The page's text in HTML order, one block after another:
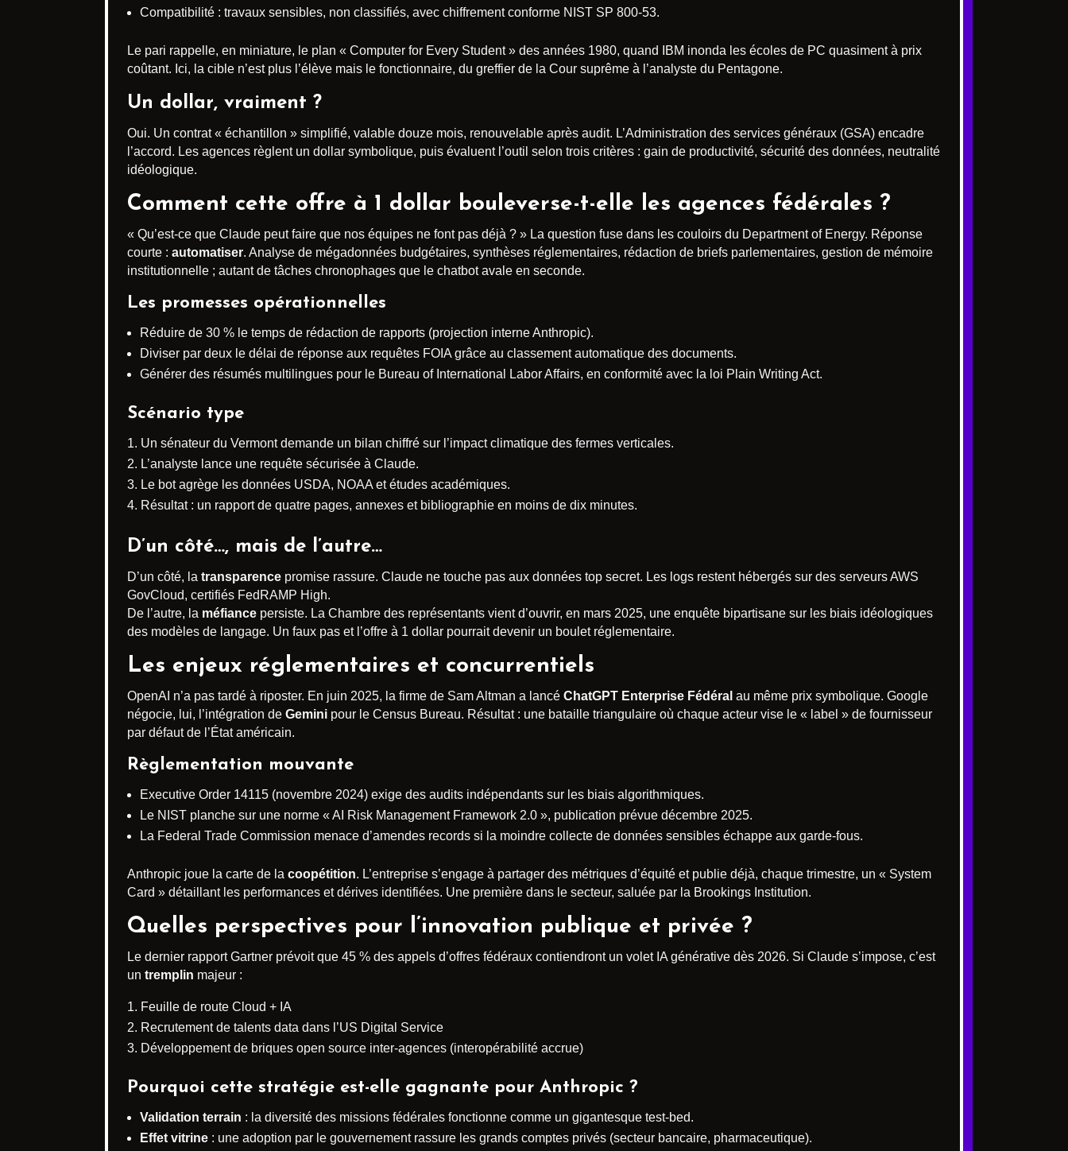
Compatibilité : travaux sensibles, non classifiés, avec chiffrement conforme NIST SP 800-53.
Le pari rappelle, en miniature, le plan « Computer for Every Student » des années 1980, quand IBM inonda les écoles de PC quasiment à prix
coûtant. Ici, la cible n’est plus l’élève mais le fonctionnaire, du greffier de la Cour suprême à l’analyste du Pentagone.
Un dollar, vraiment ?
Oui. Un contrat « échantillon » simplifié, valable douze mois, renouvelable après audit. L’Administration des services généraux (GSA) encadre
l’accord. Les agences règlent un dollar symbolique, puis évaluent l’outil selon trois critères : gain de productivité, sécurité des données, neutralité
idéologique.
Comment cette offre à 1 dollar bouleverse-t-elle les agences fédérales ?
« Qu’est-ce que Claude peut faire que nos équipes ne font pas déjà ? » La question fuse dans les couloirs du Department of Energy. Réponse
courte : automatiser. Analyse de mégadonnées budgétaires, synthèses réglementaires, rédaction de briefs parlementaires, gestion de mémoire
institutionnelle ; autant de tâches chronophages que le chatbot avale en seconde.
Les promesses opérationnelles
Réduire de 30 % le temps de rédaction de rapports (projection interne Anthropic).
Diviser par deux le délai de réponse aux requêtes FOIA grâce au classement automatique des documents.
Générer des résumés multilingues pour le Bureau of International Labor Affairs, en conformité avec la loi Plain Writing Act.
Scénario type
Un sénateur du Vermont demande un bilan chiffré sur l’impact climatique des fermes verticales.
L’analyste lance une requête sécurisée à Claude.
Le bot agrège les données USDA, NOAA et études académiques.
Résultat : un rapport de quatre pages, annexes et bibliographie en moins de dix minutes.
D’un côté…, mais de l’autre…
D’un côté, la transparence promise rassure. Claude ne touche pas aux données top secret. Les logs restent hébergés sur des serveurs AWS
GovCloud, certifiés FedRAMP High.
De l’autre, la méfiance persiste. La Chambre des représentants vient d’ouvrir, en mars 2025, une enquête bipartisane sur les biais idéologiques
des modèles de langage. Un faux pas et l’offre à 1 dollar pourrait devenir un boulet réglementaire.
Les enjeux réglementaires et concurrentiels
OpenAI n’a pas tardé à riposter. En juin 2025, la firme de Sam Altman a lancé ChatGPT Enterprise Fédéral au même prix symbolique. Google
négocie, lui, l’intégration de Gemini pour le Census Bureau. Résultat : une bataille triangulaire où chaque acteur vise le « label » de fournisseur
par défaut de l’État américain.
Règlementation mouvante
Executive Order 14115 (novembre 2024) exige des audits indépendants sur les biais algorithmiques.
Le NIST planche sur une norme « AI Risk Management Framework 2.0 », publication prévue décembre 2025.
La Federal Trade Commission menace d’amendes records si la moindre collecte de données sensibles échappe aux garde-fous.
Anthropic joue la carte de la coopétition. L’entreprise s’engage à partager des métriques d’équité et publie déjà, chaque trimestre, un « System
Card » détaillant les performances et dérives identifiées. Une première dans le secteur, saluée par la Brookings Institution.
Quelles perspectives pour l’innovation publique et privée ?
Le dernier rapport Gartner prévoit que 45 % des appels d’offres fédéraux contiendront un volet IA générative dès 2026. Si Claude s’impose, c’est
un tremplin majeur :
Feuille de route Cloud + IA
Recrutement de talents data dans l’US Digital Service
Développement de briques open source inter-agences (interopérabilité accrue)
Pourquoi cette stratégie est-elle gagnante pour Anthropic ?
Validation terrain : la diversité des missions fédérales fonctionne comme un gigantesque test-bed.
Effet vitrine : une adoption par le gouvernement rassure les grands comptes privés (secteur bancaire, pharmaceutique).